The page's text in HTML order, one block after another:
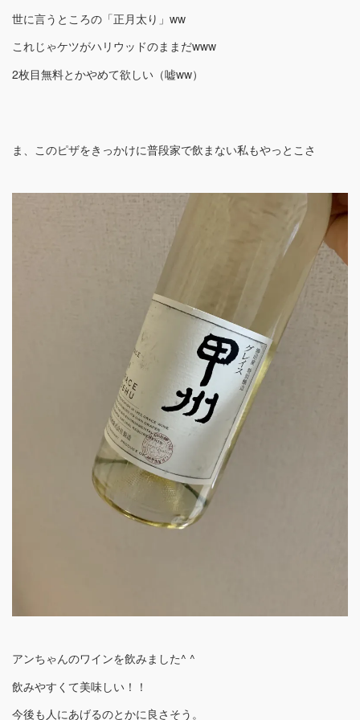
世に言うところの「正月太り」ww
これじゃケツがハリウッドのままだwww
2枚目無料とかやめて欲しい（嘘ww）
ま、このピザをきっかけに普段家で飲まない私もやっとこさ
アンちゃんのワインを飲みました^ ^
飲みやすくて美味しい！！
今後も人にあげるのとかに良さそう。